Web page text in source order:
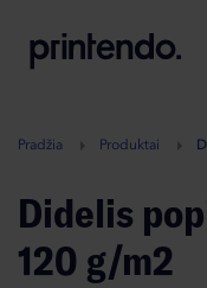
A
Pradžia Produktai
Didelis popierinis maišelis
120 g/m2